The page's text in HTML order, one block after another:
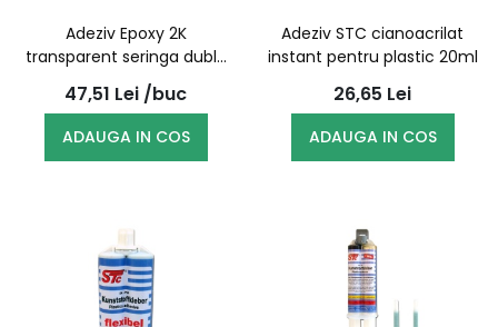
Adeziv Epoxy 2K
transparent seringa dubla
24ml, 5min | STC
47,51 Lei /buc
ADAUGA IN COS
Adeziv STC cianoacrilat
instant pentru plastic 20ml
26,65 Lei
ADAUGA IN COS